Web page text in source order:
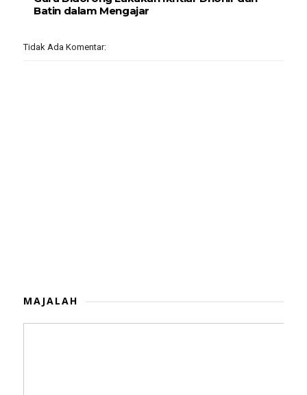
Batin dalam Mengajar
Tidak Ada Komentar:
MAJALAH